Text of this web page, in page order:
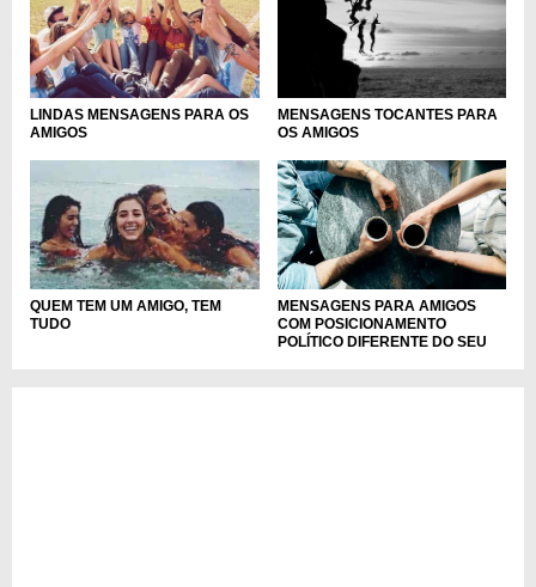
LINDAS MENSAGENS PARA OS
AMIGOS
MENSAGENS TOCANTES PARA
OS AMIGOS
QUEM TEM UM AMIGO, TEM
TUDO
MENSAGENS PARA AMIGOS
COM POSICIONAMENTO
POLÍTICO DIFERENTE DO SEU